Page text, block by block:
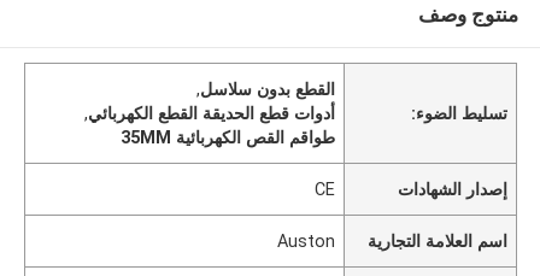
منتوج وصف
تسليط الضوء:
القطع بدون سلاسل,
أدوات قطع الحديقة القطع الكهربائي,
طواقم القص الكهربائية 35MM
إصدار الشهادات CE
اسم العلامة التجارية Auston